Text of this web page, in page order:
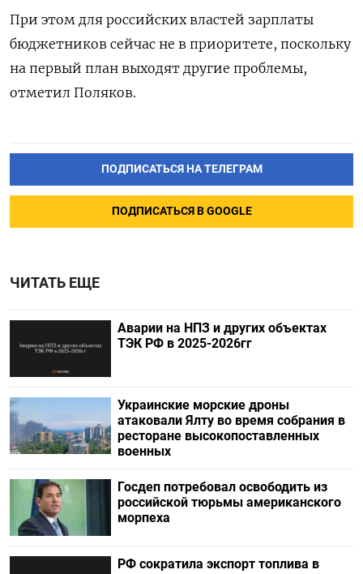
При этом для российских властей зарплаты
бюджетников сейчас не в приоритете, поскольку
на первый план выходят другие проблемы,
отметил Поляков.
ПОДПИСАТЬСЯ НА ТЕЛЕГРАМ
ПОДПИСАТЬСЯ В GOOGLE
ЧИТАТЬ ЕЩЕ
Аварии на НПЗ и других объектах
ТЭК РФ в 2025-2026гг
Украинские морские дроны
атаковали Ялту во время собрания в
ресторане высокопоставленных
военных
Госдеп потребовал освободить из
российской тюрьмы американского
морпеха
РФ сократила экспорт топлива в